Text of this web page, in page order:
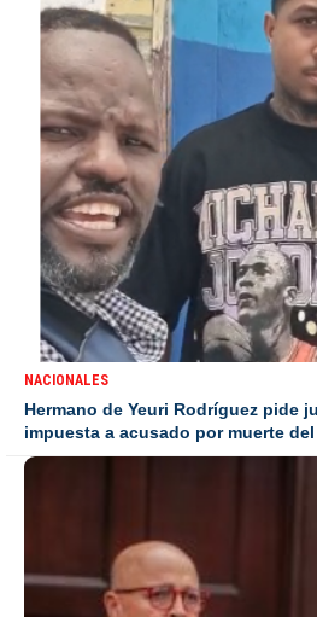
NACIONALES
Hermano de Yeuri Rodríguez pide
impuesta a acusado por muerte